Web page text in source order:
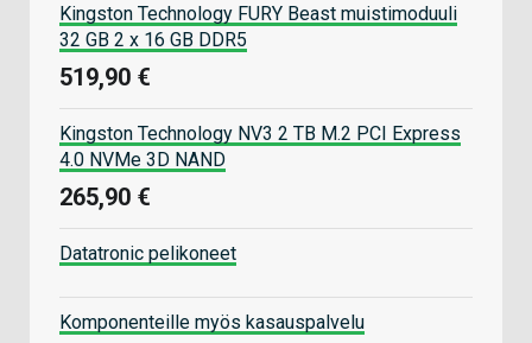
Kingston Technology FURY Beast muistimoduuli
32 GB 2 x 16 GB DDR5
519,90 €
Kingston Technology NV3 2 TB M.2 PCI Express
4.0 NVMe 3D NAND
265,90 €
Datatronic pelikoneet
Komponenteille myös kasauspalvelu